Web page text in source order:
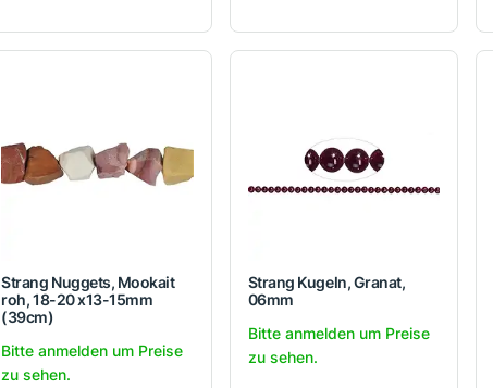
Strang Nuggets, Mookait
roh, 18-20 x13-15mm
(39cm)
Bitte anmelden um Preise
zu sehen.
Strang Kugeln, Granat,
06mm
Bitte anmelden um Preise
zu sehen.